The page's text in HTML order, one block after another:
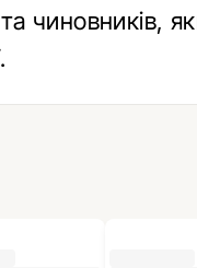
та чиновників,